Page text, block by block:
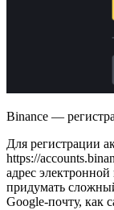
Binance —
Для регистрации
https://
адрес
придумать
Google-почту, как